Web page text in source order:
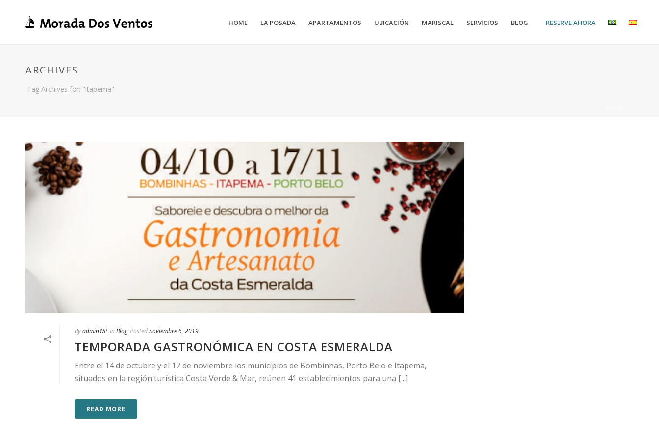
HOME LA POSADA APARTAMENTOS UBICACIÓN MARISCAL SERVICIOS BLOG RESERVE AHORA
ARCHIVES
Tag Archives for: "itapema"
ByadminWP In Blog Postednoviembre 6, 2019
TEMPORADA GASTRONÓMICA EN COSTA ESMERALDA
Entre el 14 de octubre y el 17 de noviembre los municipios de Bombinhas, Porto Belo e Itapema,
situados en la región turística Costa Verde & Mar, reúnen 41 establecimientos para una [...]
READ MORE